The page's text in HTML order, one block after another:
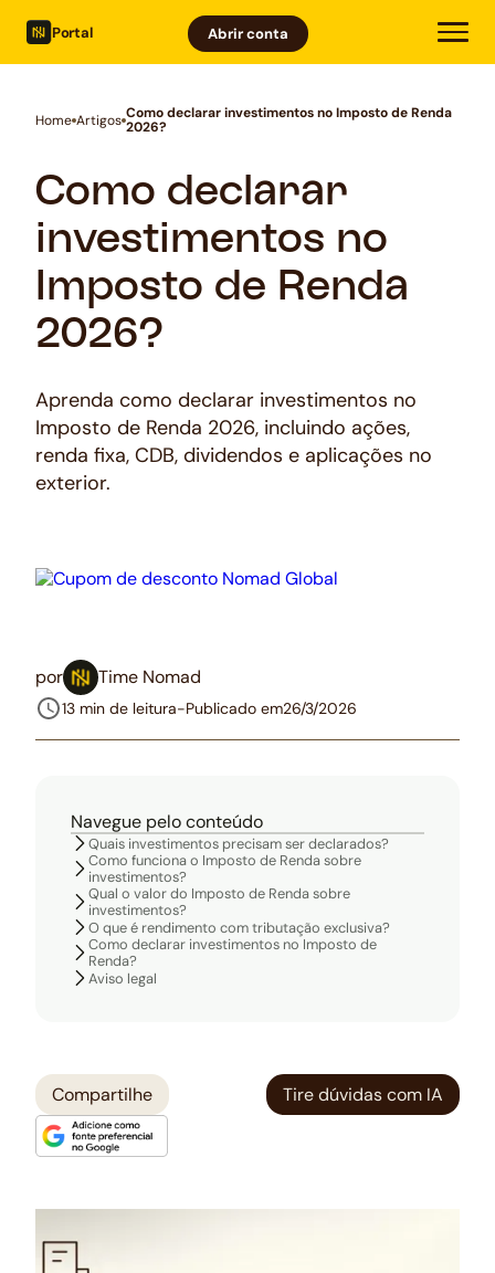
Portal Abrir conta
Home Artigos Como declarar investimentos no Imposto de Renda
2026?
Como declarar
investimentos no
Imposto de Renda
2026?
Aprenda como declarar investimentos no
Imposto de Renda 2026, incluindo ações,
renda fixa, CDB, dividendos e aplicações no
exterior.
por Time Nomad
13 min de leitura-Publicado em26/3/2026
Navegue pelo conteúdo
Quais investimentos precisam ser declarados?
Como funciona o Imposto de Renda sobre
investimentos?
Qual o valor do Imposto de Renda sobre
investimentos?
O que é rendimento com tributação exclusiva?
Como declarar investimentos no Imposto de
Renda?
Aviso legal
Compartilhe Tire dúvidas com IA